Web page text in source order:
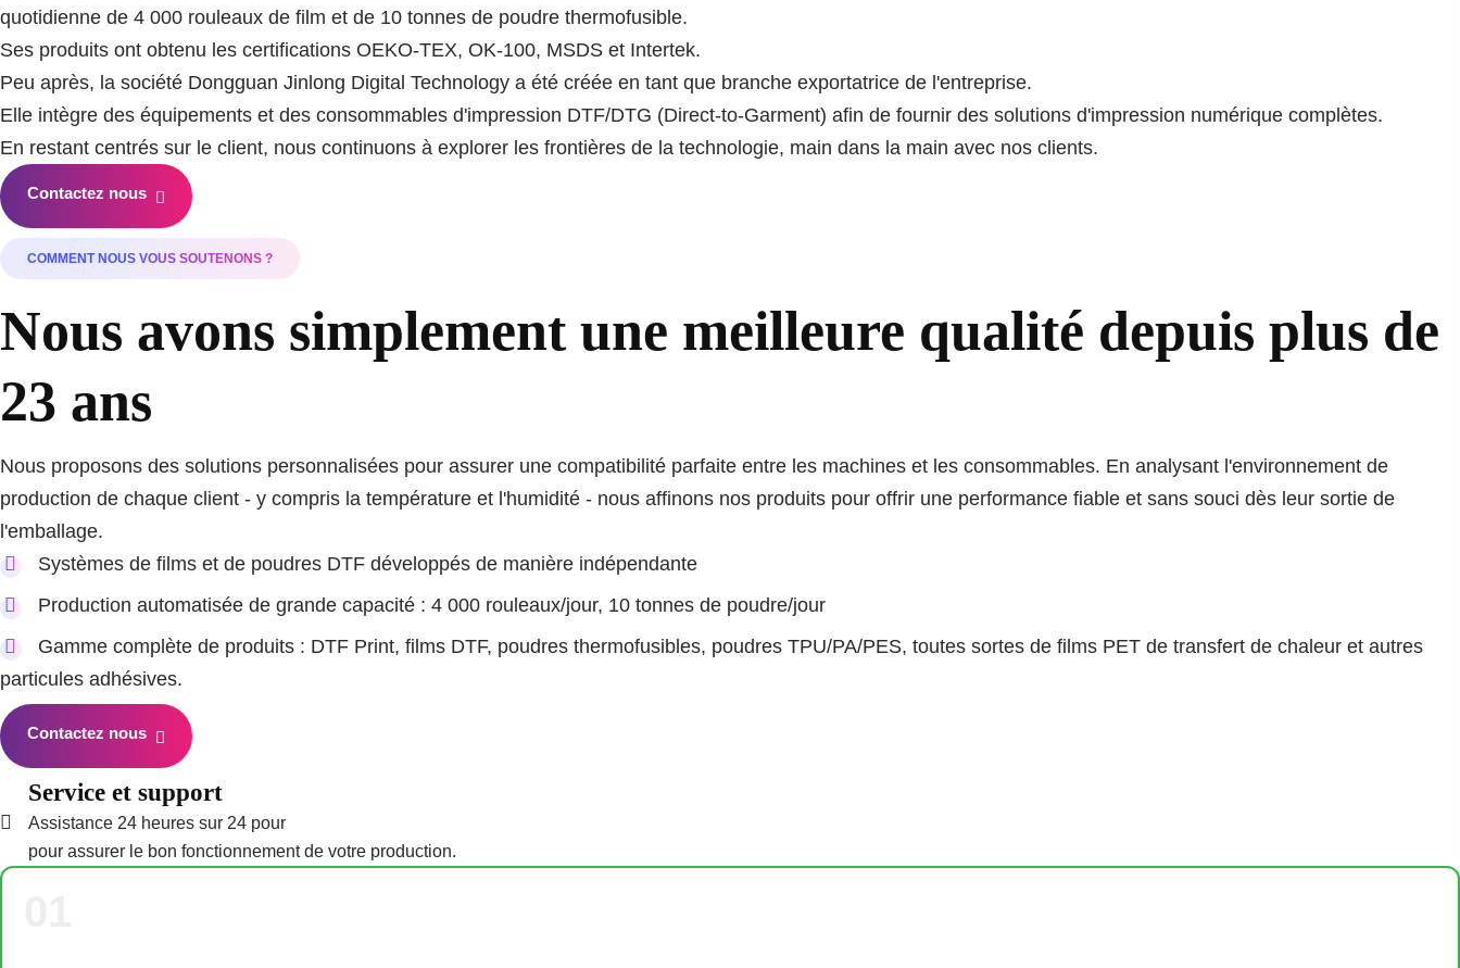
quotidienne de 4 000 rouleaux de film et de 10 tonnes de poudre thermofusible.
Ses produits ont obtenu les certifications OEKO-TEX, OK-100, MSDS et Intertek.
Peu après, la société Dongguan Jinlong Digital Technology a été créée en tant que branche exportatrice de l'entreprise.
Elle intègre des équipements et des consommables d'impression DTF/DTG (Direct-to-Garment) afin de fournir des solutions d'impression numérique complètes.
En restant centrés sur le client, nous continuons à explorer les frontières de la technologie, main dans la main avec nos clients.
Contactez nous
COMMENT NOUS VOUS SOUTENONS ?
Nous avons simplement une meilleure qualité depuis plus de
23 ans
Nous proposons des solutions personnalisées pour assurer une compatibilité parfaite entre les machines et les consommables. En analysant l'environnement de
production de chaque client - y compris la température et l'humidité - nous affinons nos produits pour offrir une performance fiable et sans souci dès leur sortie de
l'emballage.
Systèmes de films et de poudres DTF développés de manière indépendante
Production automatisée de grande capacité : 4 000 rouleaux/jour, 10 tonnes de poudre/jour
Gamme complète de produits : DTF Print, films DTF, poudres thermofusibles, poudres TPU/PA/PES, toutes sortes de films PET de transfert de chaleur et autres
particules adhésives.
Contactez nous
Service et support
Assistance 24 heures sur 24 pour
pour assurer le bon fonctionnement de votre production.